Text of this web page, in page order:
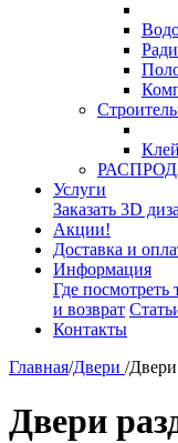
Клей
Услуги
Заказать 3D
Акции!
Доставка и
Информация
Где посмотреть
и возврат
Контакты
Главная/Двери /
Двери